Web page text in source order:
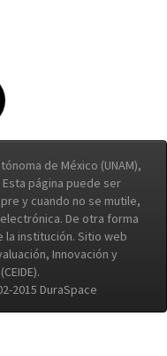
de México (UNAM),
página puede ser
y cuando no se mutile,
De otra forma
institución. Sitio web
Innovación y
2015 DuraSpace